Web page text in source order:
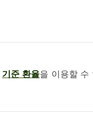
기준 환율을 이용할 수